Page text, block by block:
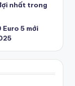
nhất trong
5 mới